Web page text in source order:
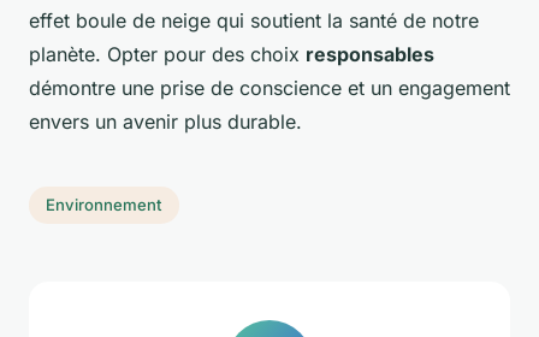
effet boule de neige qui soutient la santé de notre
planète. Opter pour des choix responsables
démontre une prise de conscience et un engagement
envers un avenir plus durable.
Environnement